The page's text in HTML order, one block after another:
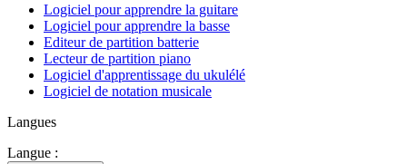
Logiciel pour apprendre la guitare
Logiciel pour apprendre la basse
Editeur de partition batterie
Lecteur de partition piano
Logiciel d'apprentissage du ukulélé
Logiciel de notation musicale
Langues
Langue :